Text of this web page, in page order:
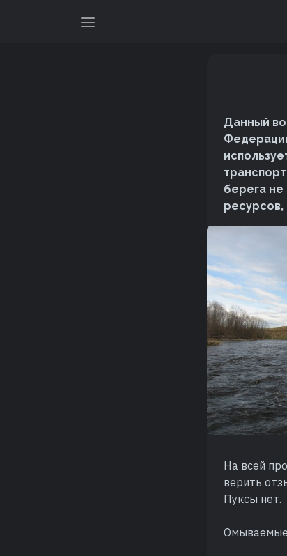
Данный
берега не
ресурсов,
На всей
верить
Пуксы нет.
Омываемые